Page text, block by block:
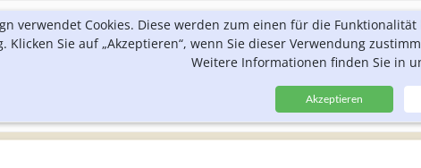
verwendet Cookies. Diese werden zum einen für die
Klicken Sie auf „Akzeptieren“, wenn Sie dieser Verwendung
Weitere Informationen finden Sie in
Akzeptieren